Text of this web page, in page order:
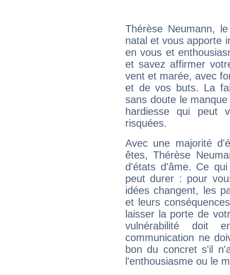
Thérèse Neumann,
natal et vous apporte
en vous et
et savez affirmer
vent et marée, avec
et de vos buts. La
sans doute le
hardiesse qui peut
risquées.
Avec une majorité
êtes, Thérèse
d'états d'âme. Ce
peut durer : pour
idées changent, les
et leurs
laisser la porte de
vulnérabilité doit
communication ne
bon du concret s'il
l'enthousiasme ou le